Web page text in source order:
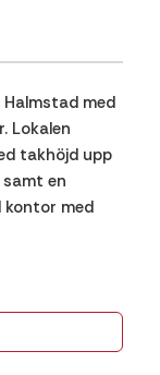
med
Lokalen
takhöjd upp
en
med